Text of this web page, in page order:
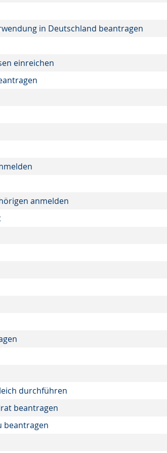
in Deutschland beantragen
einreichen
anmelden
durchführen
beantragen
beantragen